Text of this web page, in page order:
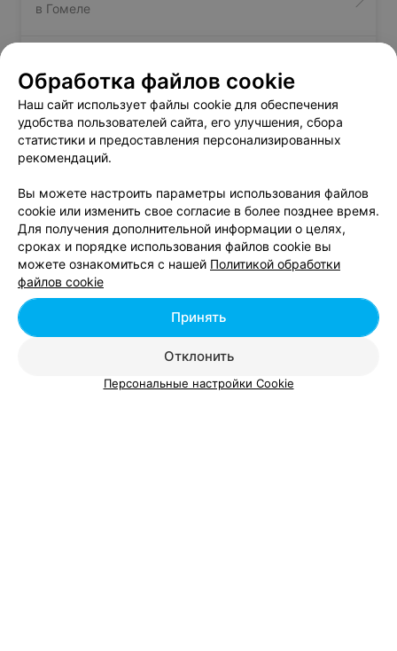
в Гомеле
Железнодорожный в Гомеле
Мелирование волос в районе Железнодорожный
в Гомеле
Добавить компанию
Добавить специалиста
Обработка файлов cookie
Наш сайт использует файлы cookie для обеспечения
удобства пользователей сайта, его улучшения, сбора
статистики и предоставления персонализированных
рекомендаций.
Вы можете настроить параметры использования файлов
cookie или изменить свое согласие в более позднее время.
Для получения дополнительной информации о целях,
сроках и порядке использования файлов cookie вы
можете ознакомиться с нашей Политикой обработки
файлов cookie
Отклонить
Принять
Персональные настройки Cookie